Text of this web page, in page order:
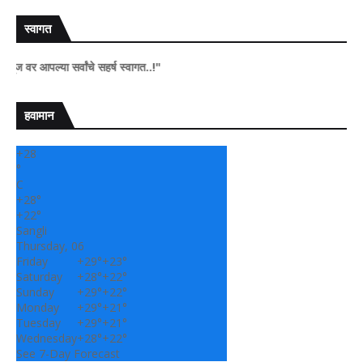
स्वागत
सर्वांचे सहर्ष स्वागत..!"
हवामान
+28
°
C
+28°
+22°
Sangli
Thursday, 06
Friday
+29°+23°
Saturday
+28°+22°
Sunday
+29°+22°
Monday
+29°+21°
Tuesday
+29°+21°
Wednesday+28°+22°
See 7-Day Forecast